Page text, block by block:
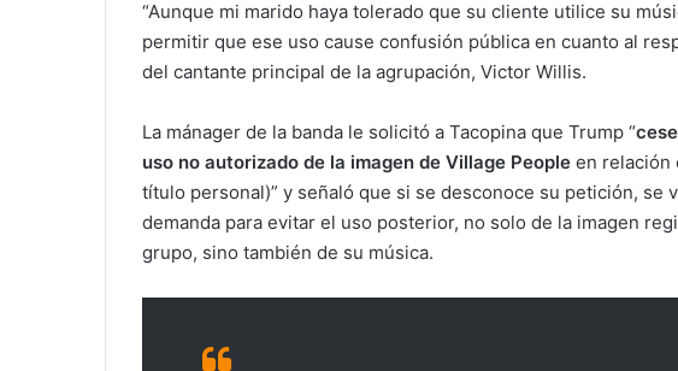
“Aunque mi marido haya tolerado que su cliente utilice su
permitir que ese uso cause confusión pública en cuanto al
del cantante principal de la agrupación, Victor Willis.
La mánager de la banda le solicitó a Tacopina que Trump “
uso no autorizado de la imagen de Village People en relación
título personal)” y señaló que si se desconoce su petición, se
demanda para evitar el uso posterior, no solo de la imagen
grupo, sino también de su música.